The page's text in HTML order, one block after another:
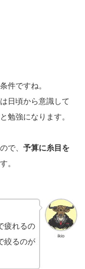
件ですね。
日頃から意識して
勉強になります。
で、 予算に糸目を
。
ikio
疲れるの
絞るのが